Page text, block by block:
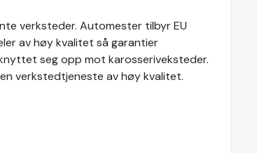
verksteder. Automester tilbyr EU
av høy kvalitet så garantier
seg opp mot karosseriveksteder.
verkstedtjeneste av høy kvalitet.